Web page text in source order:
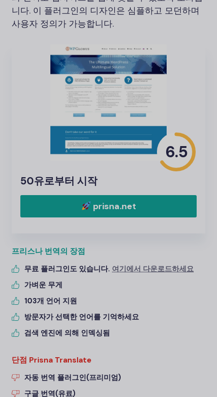
니다. 이 플러그인의 디자인은 심플하고 모던하며
사용자 정의가 가능합니다.
6.5
50유로부터 시작
prisna.net
프리스나 번역의 장점
무료 플러그인도 있습니다. 여기에서 다운로드하세요
가벼운 무게
103개 언어 지원
방문자가 선택한 언어를 기억하세요
검색 엔진에 의해 인덱싱됨
단점 Prisna Translate
자동 번역 플러그인(프리미엄)
구글 번역(유료)